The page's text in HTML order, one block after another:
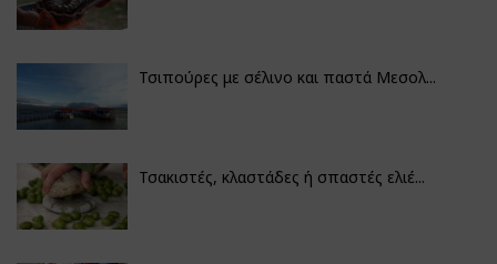
Τσιπούρες με σέλινο και παστά Μεσολ...
Τσακιστές, κλαστάδες ή σπαστές ελιέ...